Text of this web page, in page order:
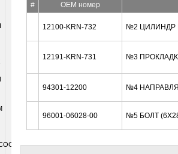
# OEM номер
12100-KRN-732 №2 ЦИЛИНДР
12191-KRN-731 №3
94301-12200 №4
96001-06028-00 №5 БОЛТ